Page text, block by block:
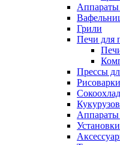
Грили
Печи для
Прессы
Рисоварки
Аппараты